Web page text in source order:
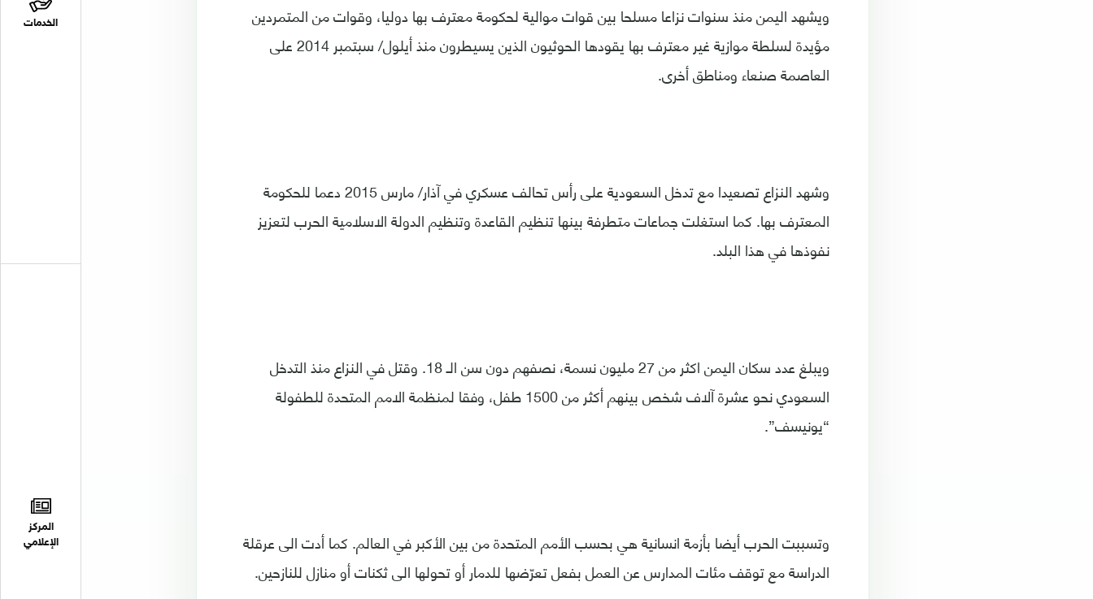
الخدمات
المركز
الإعلامي
ويشهد اليمن منذ سنوات نزاعا مسلحا بين قوات موالية لحكومة معترف بها دوليا، وقوات من المتمردين
مؤيدة لسلطة موازية غير معترف بها يقودها الحوثيون الذين يسيطرون منذ أيلول/ سبتمبر 2014 على
العاصمة صنعاء ومناطق أخرى.
وشهد النزاع تصعيدا مع تدخل السعودية على رأس تحالف عسكري في آذار/ مارس 2015 دعما للحكومة
المعترف بها. كما استغلت جماعات متطرفة بينها تنظيم القاعدة وتنظيم الدولة الاسلامية الحرب لتعزيز
نفوذها في هذا البلد.
ويبلغ عدد سكان اليمن اكثر من 27 مليون نسمة، نصفهم دون سن الـ 18. وقتل في النزاع منذ التدخل
السعودي نحو عشرة آلاف شخص بينهم أكثر من 1500 طفل، وفقا لمنظمة الامم المتحدة للطفولة
“يونيسف”.
وتسببت الحرب أيضا بأزمة انسانية هي بحسب الأمم المتحدة من بين الأكبر في العالم. كما أدت الى عرقلة
الدراسة مع توقف مئات المدارس عن العمل بفعل تعرّضها للدمار أو تحولها الى ثكنات أو منازل للنازحين.